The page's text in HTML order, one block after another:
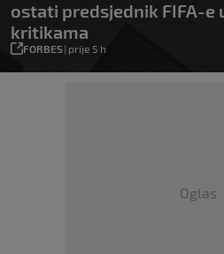
ostati predsjednik FIFA-e
kritikama
FORBES| prije 5 h
Oglas